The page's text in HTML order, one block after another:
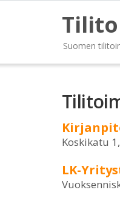
Suomen
Koskikatu
LK-